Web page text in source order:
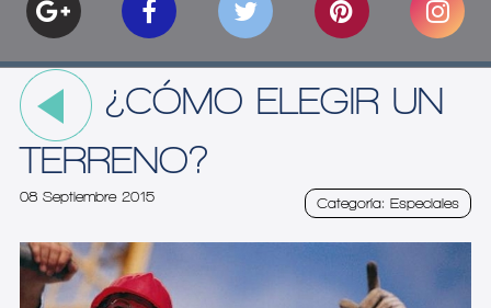
¿CÓMO ELEGIR UN
TERRENO?
08 Septiembre 2015 Categoría: Especiales